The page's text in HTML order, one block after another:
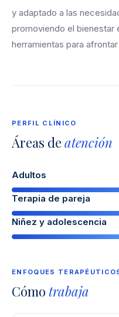
y adaptado a las
promoviendo el bienestar
herramientas para
PERFIL CLÍNICO
Áreas de atención
Adultos
Terapia de pareja
Niñez y adolescencia
ENFOQUES
Cómo trabaja